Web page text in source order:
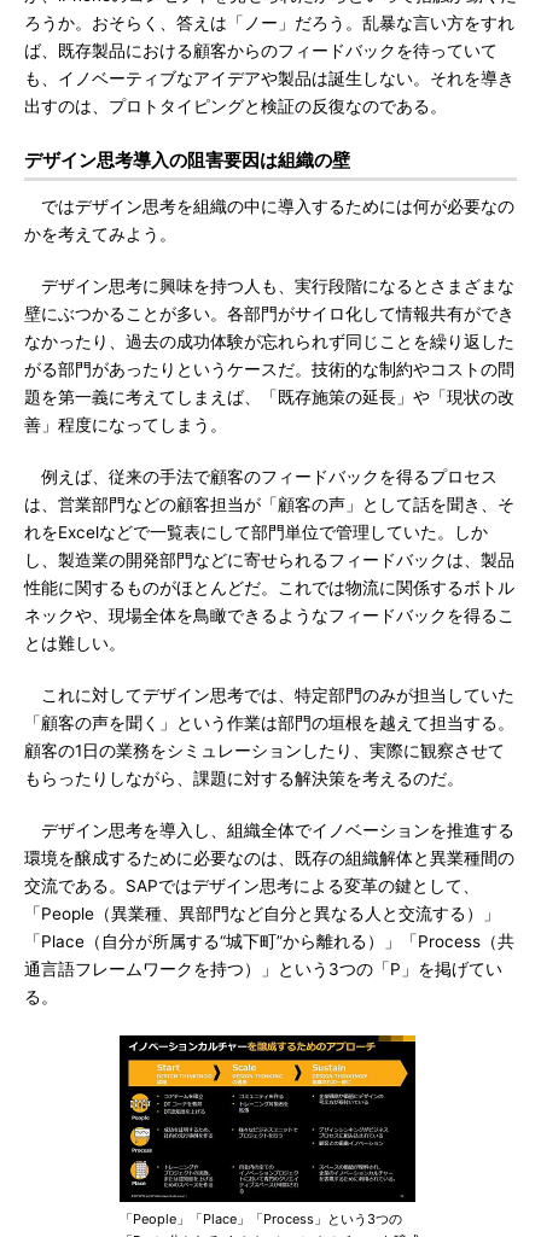
ろうか。おそらく、答えは「ノー」だろう。乱暴な言い方をすれ
ば、既存製品における顧客からのフィードバックを待っていて
も、イノベーティブなアイデアや製品は誕生しない。それを導き
出すのは、プロトタイピングと検証の反復なのである。
デザイン思考導入の阻害要因は組織の壁
ではデザイン思考を組織の中に導入するためには何が必要なの
かを考えてみよう。
デザイン思考に興味を持つ人も、実行段階になるとさまざまな
壁にぶつかることが多い。各部門がサイロ化して情報共有ができ
なかったり、過去の成功体験が忘れられず同じことを繰り返した
がる部門があったりというケースだ。技術的な制約やコストの問
題を第一義に考えてしまえば、「既存施策の延長」や「現状の改
善」程度になってしまう。
例えば、従来の手法で顧客のフィードバックを得るプロセス
は、営業部門などの顧客担当が「顧客の声」として話を聞き、そ
れをExcelなどで一覧表にして部門単位で管理していた。しか
し、製造業の開発部門などに寄せられるフィードバックは、製品
性能に関するものがほとんどだ。これでは物流に関係するボトル
ネックや、現場全体を鳥瞰できるようなフィードバックを得るこ
とは難しい。
これに対してデザイン思考では、特定部門のみが担当していた
「顧客の声を聞く」という作業は部門の垣根を越えて担当する。
顧客の1日の業務をシミュレーションしたり、実際に観察させて
もらったりしながら、課題に対する解決策を考えるのだ。
デザイン思考を導入し、組織全体でイノベーションを推進する
環境を醸成するために必要なのは、既存の組織解体と異業種間の
交流である。SAPではデザイン思考による変革の鍵として、
「People（異業種、異部門など自分と異なる人と交流する）」
「Place（自分が所属する“城下町”から離れる）」「Process（共
通言語フレームワークを持つ）」という3つの「P」を掲げてい
る。
「People」「Place」「Process」という3つの